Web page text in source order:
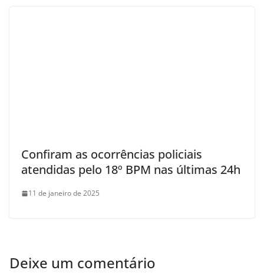
Confiram as ocorrências policiais
atendidas pelo 18º BPM nas últimas 24h
11 de janeiro de 2025
Deixe um comentário